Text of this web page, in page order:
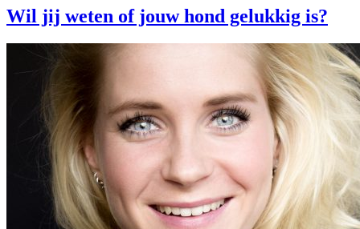
Wil jij weten of jouw hond gelukkig is?